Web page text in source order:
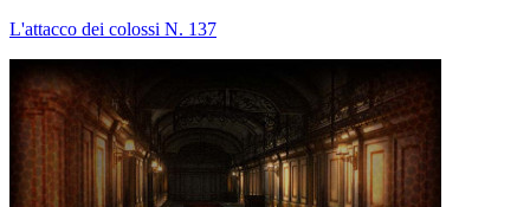
L'attacco dei colossi N. 137